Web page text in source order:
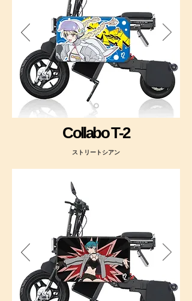
Collabo T-2
ストリートシアン